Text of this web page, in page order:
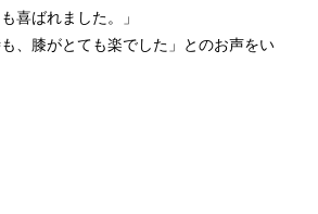
喜ばれました。」
も、膝がとても楽でした」とのお声をい